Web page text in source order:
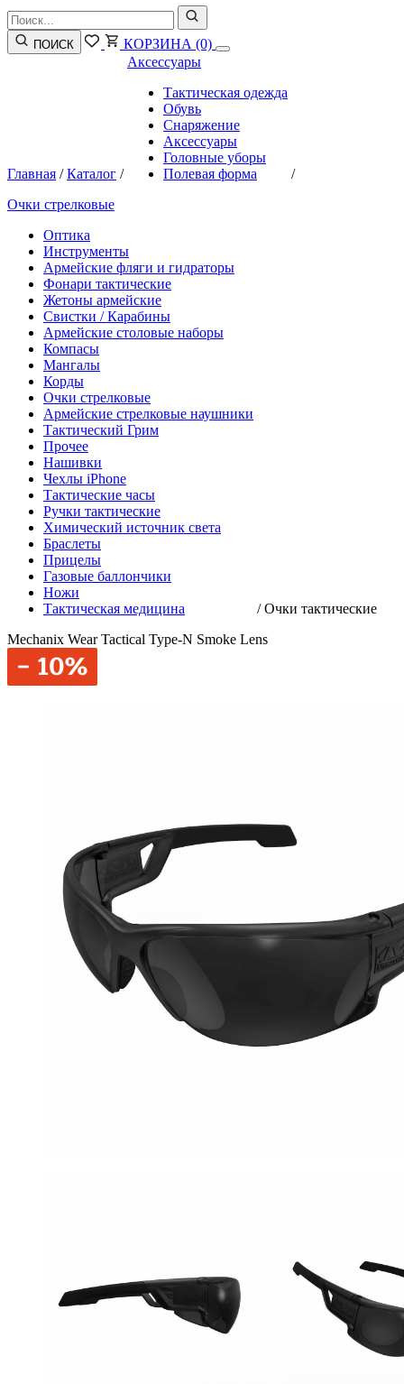
ПОИСК КОРЗИНА (0)
Главная /Каталог /
Аксессуары
Тактическая одежда
Обувь
Снаряжение
Аксессуары
Головные уборы
Полевая форма
/
Очки стрелковые
Оптика
Инструменты
Армейские фляги и гидраторы
Фонари тактические
Жетоны армейские
Свистки / Карабины
Армейские столовые наборы
Компасы
Мангалы
Корды
Очки стрелковые
Армейские стрелковые наушники
Тактический Грим
Прочее
Нашивки
Чехлы iPhone
Тактические часы
Ручки тактические
Химический источник света
Браслеты
Прицелы
Газовые баллончики
Ножи
Тактическая медицина
/Очки тактические
Mechanix Wear Tactical Type-N Smoke Lens